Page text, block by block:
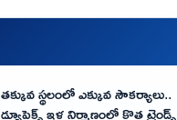
తక్కువ స్థలంలో ఎక్కువ సౌకర్యాలు..
డ్యూప్లెక్స్ ఇళ్ల నిర్మాణంలో కొత్త ట్రెండ్స్